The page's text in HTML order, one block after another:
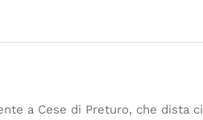
a Cese di Preturo, che dista